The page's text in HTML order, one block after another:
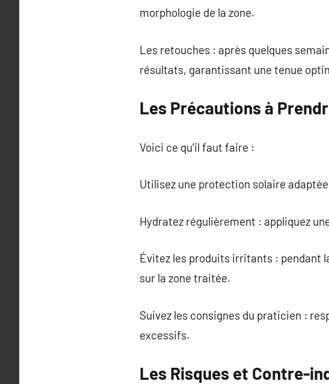
morphologie de la zone.
Les retouches : après quelques
résultats, garantissant une tenue
Les Précautions à
Voici ce qu’il faut faire :
Utilisez une protection solaire
Hydratez régulièrement : appliquez
Évitez les produits irritants : pendant
sur la zone traitée.
Suivez les consignes du praticien :
excessifs.
Les Risques et Contre-